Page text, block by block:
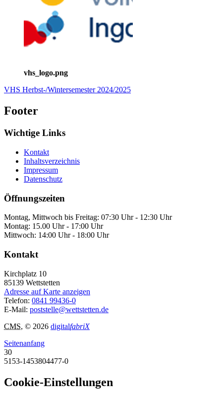
vhs_logo.png
VHS Herbst-/Wintersemester 2024/2025
Footer
Wichtige Links
Kontakt
Inhaltsverzeichnis
Impressum
Datenschutz
Öffnungszeiten
Montag, Mittwoch bis Freitag: 07:30 Uhr - 12:30 Uhr
Montag: 15.00 Uhr - 17:00 Uhr
Mittwoch: 14:00 Uhr - 18:00 Uhr
Kontakt
Kirchplatz 10
85139 Wettstetten
Adresse auf Karte anzeigen
Telefon: 0841 99436-0
E-Mail: poststelle@wettstetten.de
CMS, © 2026 digitalfabriX
Seitenanfang
30
5153-1453804477-0
Cookie-Einstellungen